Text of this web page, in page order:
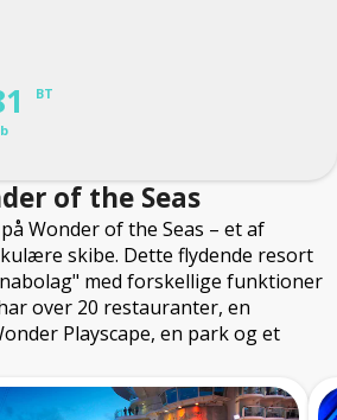
BT
of the Seas
Wonder of the Seas – et af
skibe. Dette flydende resort
med forskellige funktioner
over 20 restauranter, en
Playscape, en park og et